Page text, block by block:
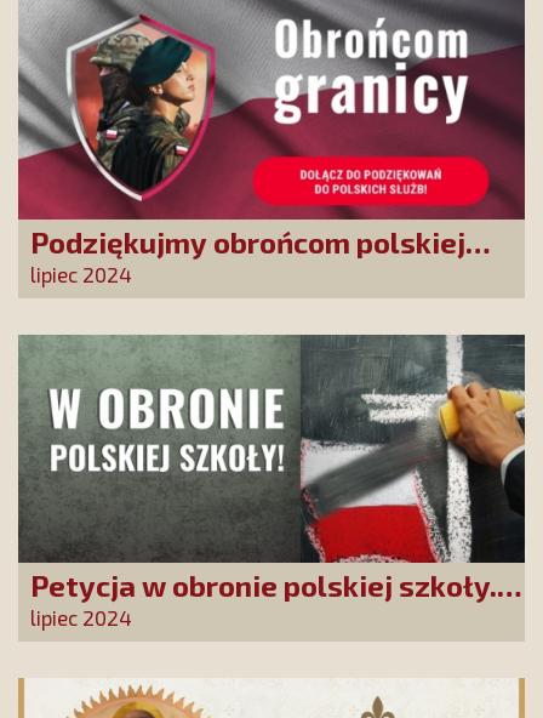
Podziękujmy obrońcom polskiej
granicy
lipiec 2024
Petycja w obronie polskiej szkoły.
Zatrzymajmy upadek edukacji!
lipiec 2024